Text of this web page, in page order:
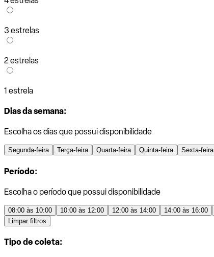
3 estrelas
2 estrelas
1 estrela
Dias da semana:
Escolha os dias que possui disponibilidade
Segunda-feira Terça-feira Quarta-feira Quinta-feira Sexta-feira
Período:
Escolha o período que possui disponibilidade
08:00 às 10:00 10:00 às 12:00 12:00 às 14:00 14:00 às 16:00
Limpar filtros
Tipo de coleta: